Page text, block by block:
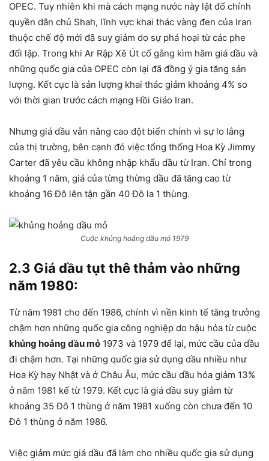
OPEC. Tuy nhiên khi mà cách mạng nước này lật đổ chính
quyền dân chủ Shah, lĩnh vực khai thác vàng đen của Iran
thuộc chế độ mới đã suy giảm do sự phá hoại từ các phe
đối lập. Trong khi Ar Rập Xê Út cố gắng kìm hãm giá dầu và
những quốc gia của OPEC còn lại đã đồng ý gia tăng sản
lượng. Kết cục là sản lượng khai thác giảm khoảng 4% so
với thời gian trước cách mạng Hồi Giáo Iran.
Nhưng giá dầu vẫn nâng cao đột biến chính vì sự lo lắng
của thị trường, bên cạnh đó việc tổng thống Hoa Kỳ Jimmy
Carter đã yêu cầu không nhập khẩu dầu từ Iran. Chỉ trong
khoảng 1 năm, giá của từng thừng dầu đã tăng cao từ
khoảng 16 Đô lên tận gần 40 Đô la 1 thùng.
Cuộc khủng hoảng dầu mỏ 1979
2.3 Giá dầu tụt thê thảm vào những
năm 1980:
Từ năm 1981 cho đến 1986, chính vì nền kinh tế tăng trưởng
chậm hơn những quốc gia công nghiệp do hậu hỏa từ cuộc
khủng hoảng dầu mỏ 1973 và 1979 để lại, mức cầu của dầu
đi chậm hơn. Tại những quốc gia sử dụng dầu nhiều như
Hoa Kỳ hay Nhật và ở Châu Âu, mức cầu dầu hỏa giảm 13%
ở năm 1981 kể từ 1979. Kết cục là giá dầu suy giảm từ
khoảng 35 Đô 1 thùng ở năm 1981 xuống còn chưa đến 10
Đô 1 thùng ở năm 1986.
Việc giảm mức giá dầu đã làm cho nhiều quốc gia sử dụng